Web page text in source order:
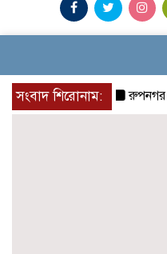
সংবাদ শিরোনাম:রুপনগর